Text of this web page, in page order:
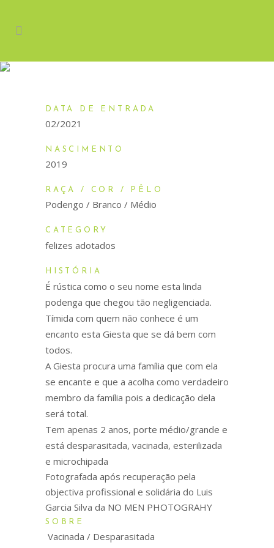
DATA DE ENTRADA
02/2021
NASCIMENTO
2019
RAÇA / COR / PÊLO
Podengo / Branco / Médio
CATEGORY
felizes adotados
HISTÓRIA
É rústica como o seu nome esta linda
podenga que chegou tão negligenciada.
Tímida com quem não conhece é um
encanto esta Giesta que se dá bem com
todos.
A Giesta procura uma família que com ela
se encante e que a acolha como verdadeiro
membro da família pois a dedicação dela
será total.
Tem apenas 2 anos, porte médio/grande e
está desparasitada, vacinada, esterilizada
e microchipada
Fotografada após recuperação pela
objectiva profissional e solidária do Luis
Garcia Silva da NO MEN PHOTOGRAHY
SOBRE
Vacinada / Desparasitada